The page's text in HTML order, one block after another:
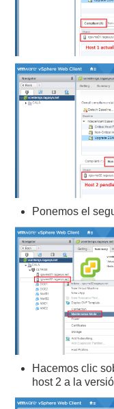
Ponemos el
Hacemos clic
host 2 a la